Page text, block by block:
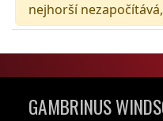
nejhorší
GAMBRINUS